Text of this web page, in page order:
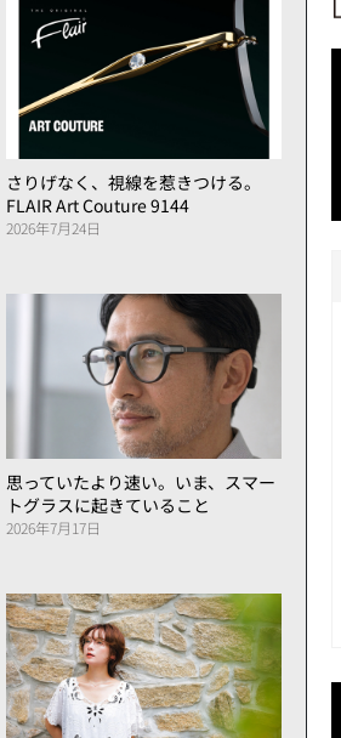
さりげなく、視線を惹きつける。
FLAIR Art Couture 9144
2026年7月24日
思っていたより速い。いま、スマー
トグラスに起きていること
2026年7月17日